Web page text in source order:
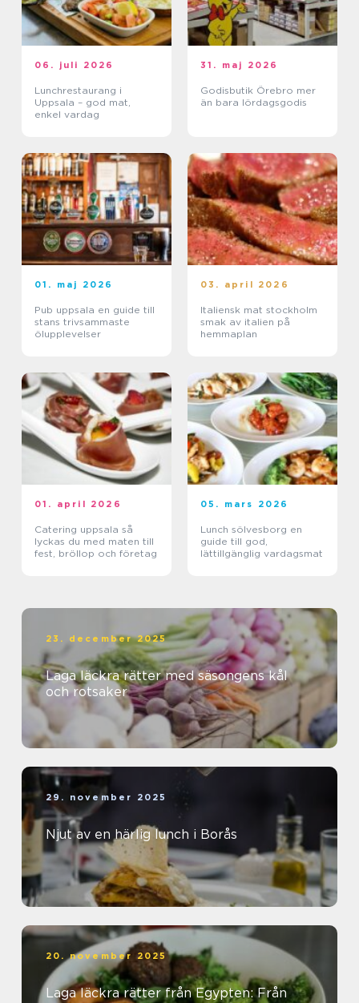
06. juli 2026
Lunchrestaurang i
Uppsala – god mat,
enkel vardag
31. maj 2026
Godisbutik Örebro mer
än bara lördagsgodis
01. maj 2026
Pub uppsala en guide till
stans trivsammaste
ölupplevelser
03. april 2026
Italiensk mat stockholm
smak av italien på
hemmaplan
01. april 2026
Catering uppsala så
lyckas du med maten till
fest, bröllop och företag
05. mars 2026
Lunch sölvesborg en
guide till god,
lättillgänglig vardagsmat
23. december 2025
Laga läckra rätter med säsongens kål
och rotsaker
29. november 2025
Njut av en härlig lunch i Borås
20. november 2025
Laga läckra rätter från Egypten: Från